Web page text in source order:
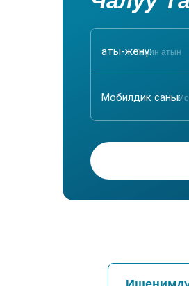
аты-жөнү:
Мобилдик саны:
OTP киргизиңиз: